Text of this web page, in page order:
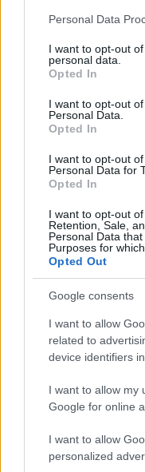
Please note that this
not limited to your visit
grant or deny consent
use your data for
consent section.
Personal Data
I want to opt-out
personal data.
Opted In
I want to opt-out
Personal Data.
Opted In
I want to opt-out
Personal Data for
Opted In
I want to opt-out
Retention, Sale,
Personal Data
Purposes for
Opted Out
Google consents
I want to allow
related to
device identifiers
I want to allow my
Google for online
I want to allow
personalized
kokópartikon.
szentségtelenítik
gyilkosságokat is
Közben péeresek,
hadát
ügyleteiket, a
áthálózó korrupciót,
népnek arról,
szabadság meg a
HBOamerikai,
leggazdagabbak
világszerte, így az
arányú közép- és
közönség számára,
következtében
művelődési
lighanem azért
feldolgozásokat,
feltehetően
hagyunk fel a